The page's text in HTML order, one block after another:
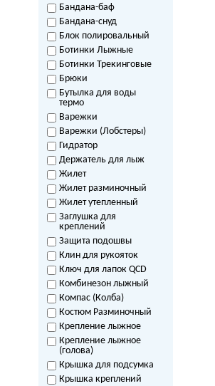
Бандана-баф
Бандана-снуд
Блок полировальный
Ботинки Лыжные
Ботинки Трекинговые
Брюки
Бутылка для воды
термо
Варежки
Варежки (Лобстеры)
Гидратор
Держатель для лыж
Жилет
Жилет разминочный
Жилет утепленный
Заглушка для
креплений
Защита подошвы
Клин для рукояток
Ключ для лапок QCD
Комбинезон лыжный
Компас (Колба)
Костюм Разминочный
Крепление лыжное
Крепление лыжное
(голова)
Крышка для подсумка
Крышка креплений